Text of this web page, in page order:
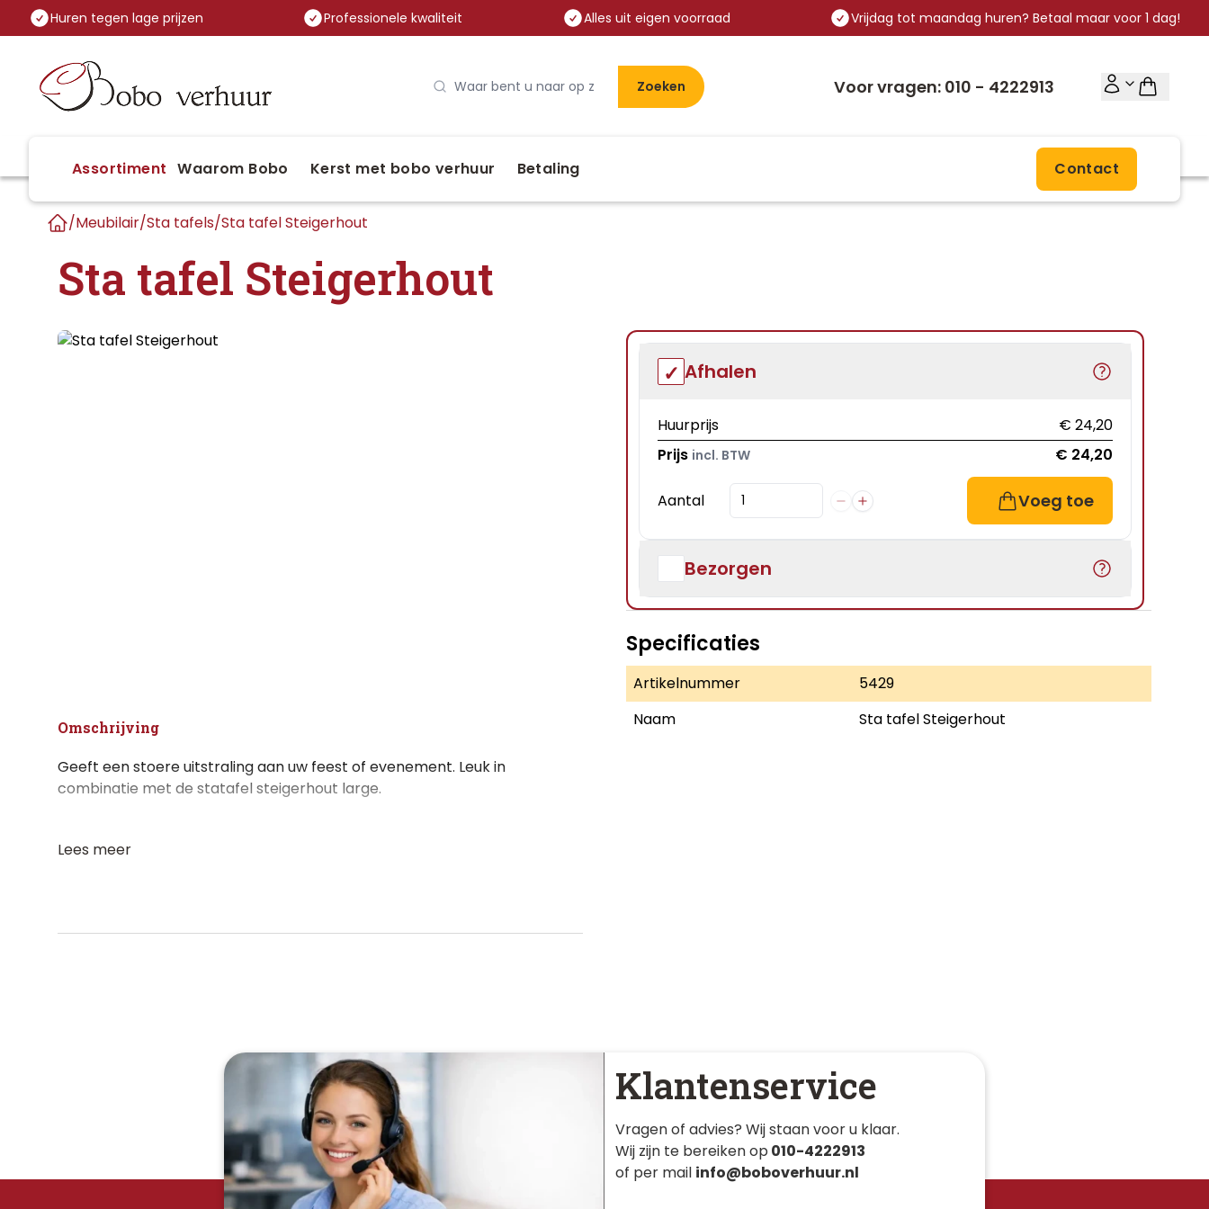
Huren tegen lage prijzen Professionele kwaliteit Alles uit eigen voorraad Vrijdag tot maandag huren? Betaal maar voor 1 dag!
Zoeken Voor vragen: 010 - 4222913
Assortiment Waarom Bobo Kerst met bobo verhuur Betaling Contact
/Meubilair/Sta tafels/Sta tafel Steigerhout
Sta tafel Steigerhout
Omschrijving
Geeft een stoere uitstraling aan uw feest of evenement. Leuk in
combinatie met de statafel steigerhout large.
Lees meer
Afhalen
Huurprijs
€ 24,20
Prijs incl. BTW € 24,20
Aantal Voeg toe
Bezorgen
Specificaties
Artikelnummer
5429
Naam
Sta tafel Steigerhout
Klantenservice
Vragen of advies? Wij staan voor u klaar.
Wij zijn te bereiken op 010-4222913
of per mail info@boboverhuur.nl